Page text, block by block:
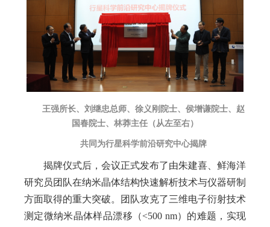
王强所长、刘继忠总师、 徐义刚院士、 侯增谦院士、赵
国春院士、林莽主任（从左至右）
共同为行星科学前沿研究中心揭牌
揭牌仪式后，会议正式发布了由朱建喜、鲜海洋
研究员团队在纳米晶体结构快速解析技术与仪器研制
方面取得的重大突破。团队攻克了三维电子衍射技术
测定微纳米晶体样品漂移（<500 nm）的难题，实现